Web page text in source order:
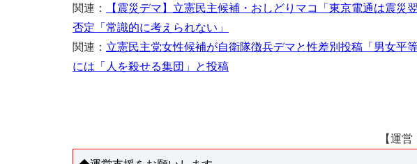
関連：
【震災デマ】立憲民主候補・おしどりマコ「東京電通は震
否定「常識的に考えられない」
関連： 立憲民主党女性候補が自衛隊徴兵デマと性差別投稿「男女平
には「人を殺せる集団」と投稿
【運